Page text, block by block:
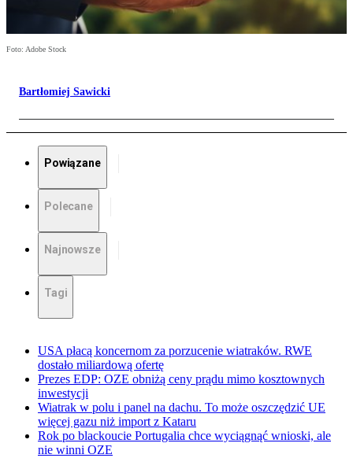
Foto: Adobe Stock
Bartłomiej Sawicki
Powiązane
Polecane
Najnowsze
Tagi
USA płacą koncernom za porzucenie wiatraków. RWE
dostało miliardową ofertę
Prezes EDP: OZE obniżą ceny prądu mimo kosztownych
inwestycji
Wiatrak w polu i panel na dachu. To może oszczędzić UE
więcej gazu niż import z Kataru
Rok po blackoucie Portugalia chce wyciągnąć wnioski, ale
nie winni OZE